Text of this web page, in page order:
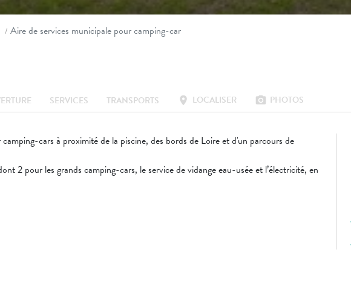
Aire de services municipale pour camping-car
SERVICES TRANSPORTS location_on LOCALISER photo_camera PHOTOS
cars à proximité de la piscine, des bords de Loire et d'un parcours de
2 pour les grands camping-cars, le service de vidange eau-usée et l’électricité, en